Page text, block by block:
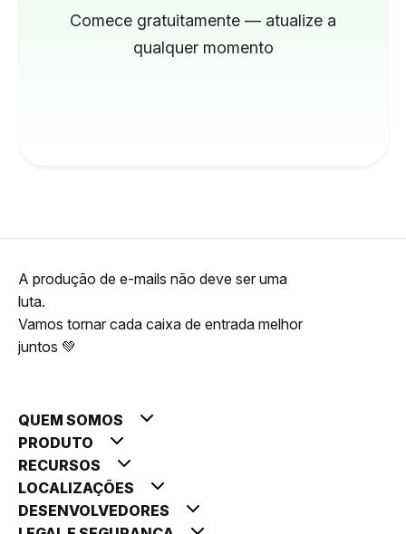
Comece gratuitamente — atualize a
qualquer momento
A produção de e-mails não deve ser uma
luta.
Vamos tornar cada caixa de entrada melhor
juntos 💚
QUEM SOMOS
PRODUTO
RECURSOS
LOCALIZAÇÕES
DESENVOLVEDORES